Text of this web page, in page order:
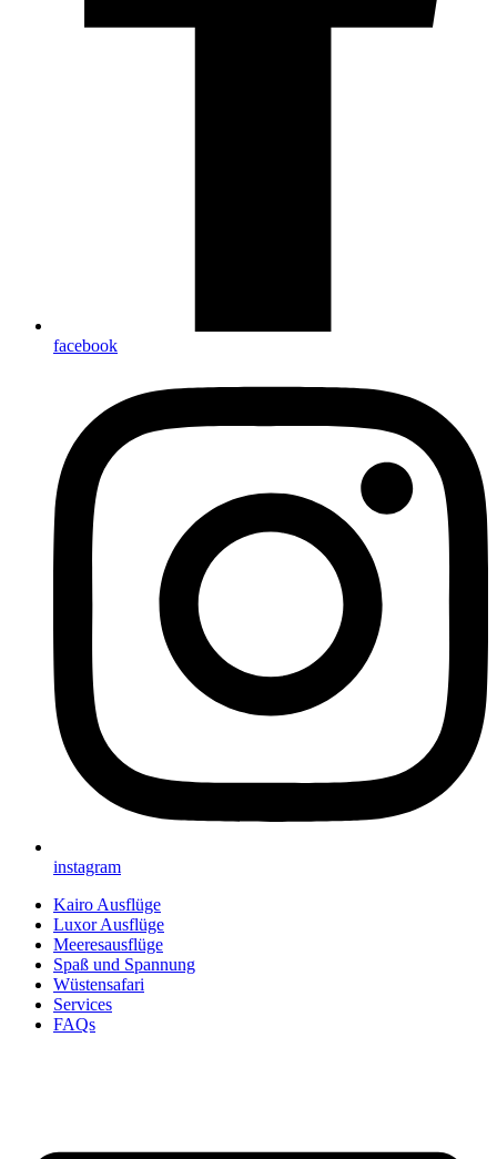
facebook
instagram
Kairo Ausflüge
Luxor Ausflüge
Meeresausflüge
Spaß und Spannung
Wüstensafari
Services
FAQs